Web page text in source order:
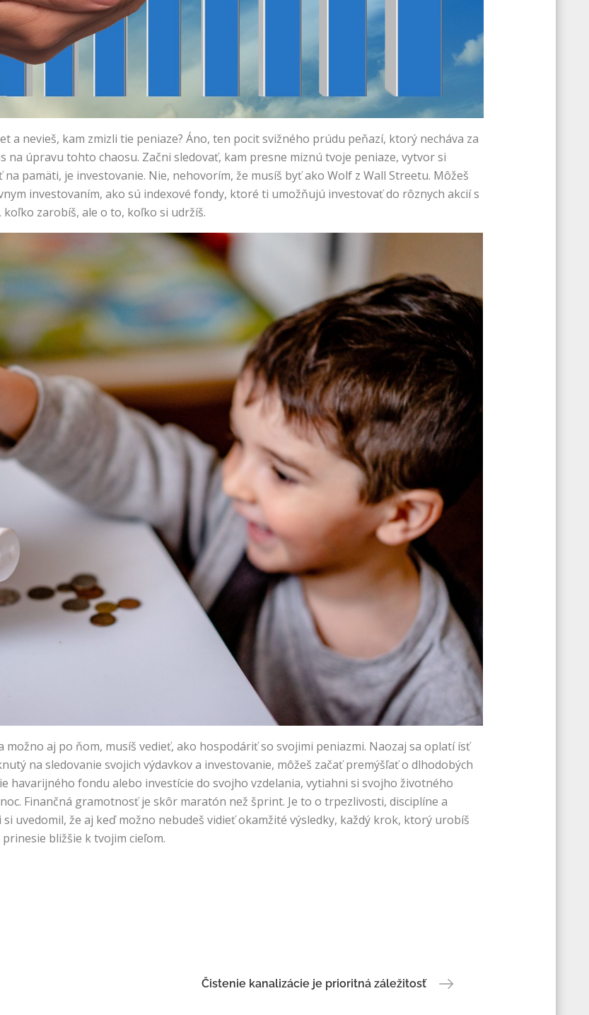
a nevieš, kam zmizli tie peniaze? Áno, ten pocit svižného prúdu peňazí, ktorý necháva za
na úpravu tohto chaosu. Začni sledovať, kam presne miznú tvoje peniaze, vytvor si
pamäti, je investovanie. Nie, nehovorím, že musíš byť ako Wolf z Wall Streetu. Môžeš
investovaním, ako sú indexové fondy, ktoré ti umožňujú investovať do rôznych akcií s
zarobíš, ale o to, koľko si udržíš.
možno aj po ňom, musíš vedieť, ako hospodáriť so svojimi peniazmi. Naozaj sa oplatí ísť
na sledovanie svojich výdavkov a investovanie, môžeš začať premýšľať o dlhodobých
havarijného fondu alebo investície do svojho vzdelania, vytiahni si svojho životného
Finančná gramotnosť je skôr maratón než šprint. Je to o trpezlivosti, disciplíne a
uvedomil, že aj keď možno nebudeš vidieť okamžité výsledky, každý krok, ktorý urobíš
bližšie k tvojim cieľom.
Čistenie kanalizácie je prioritná záležitosť